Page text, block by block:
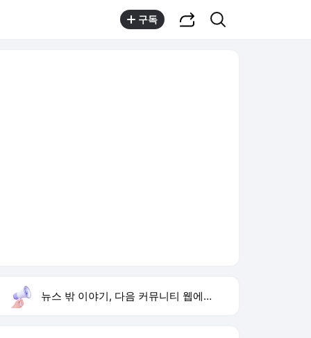
구독
뉴스 밖 이야기, 다음 커뮤니티 웹에서 보기